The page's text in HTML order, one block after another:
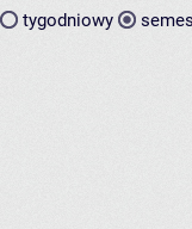
tygodniowy